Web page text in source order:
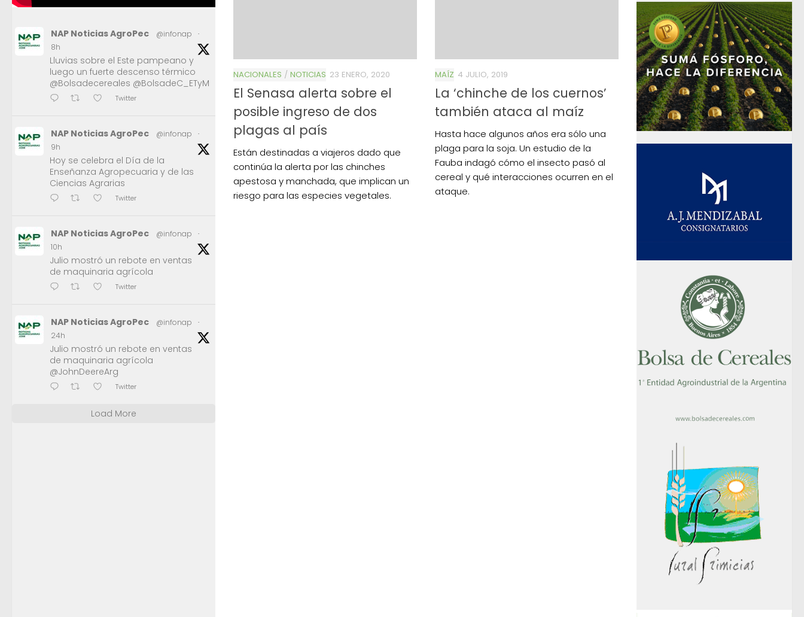
NACIONALES / NOTICIAS 23 ENERO, 2020
El Senasa alerta sobre el
posible ingreso de dos
plagas al país
Están destinadas a viajeros dado que
continúa la alerta por las chinches
apestosa y manchada, que implican un
riesgo para las especies vegetales.
MAÍZ 4 JULIO, 2019
La ‘chinche de los cuernos’
también ataca al maíz
Hasta hace algunos años era sólo una
plaga para la soja. Un estudio de la
Fauba indagó cómo el insecto pasó al
cereal y qué interacciones ocurren en el
ataque.
NAP Noticias AgroPec @infonap
·
8h
Lluvias sobre el Este pampeano y
luego un fuerte descenso térmico
@Bolsadecereales @BolsadeC_ETyM
Twitter
NAP Noticias AgroPec @infonap
·
9h
Hoy se celebra el Día de la
Enseñanza Agropecuaria y de las
Ciencias Agrarias
Twitter
NAP Noticias AgroPec @infonap
·
10h
Julio mostró un rebote en ventas
de maquinaria agrícola
Twitter
NAP Noticias AgroPec @infonap
·
24h
Julio mostró un rebote en ventas
de maquinaria agrícola
@JohnDeereArg
Twitter
Load More